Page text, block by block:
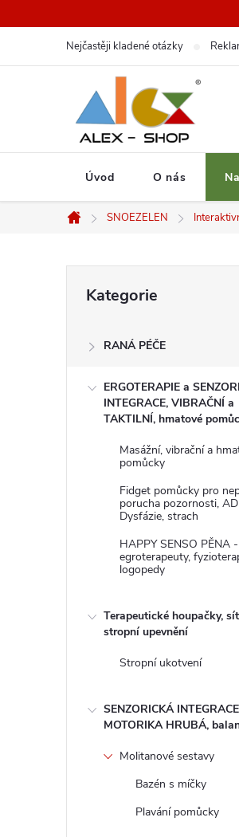
na
Nejčastěji kladené otázky
Úvod O nás
Domů
SNOEZELEN
kategorie
Kategorie
RANÁ PÉČE
ERGOTERAPIE a
INTEGRACE, VIBRAČNÍ a
TAKTILNÍ, hmatové
Masážní, vibrační a
pomůcky
Fidget pomůcky pro
porucha pozornosti,
Dysfázie, strach
HAPPY SENSO PĚNA
egroterapeuty,
logopedy
Terapeutické houpačky,
stropní upevnění
Stropní ukotvení
SENZORICKÁ
MOTORIKA HRUBÁ,
Molitanové sestavy
Bazén s míčky
Plavání pomůcky